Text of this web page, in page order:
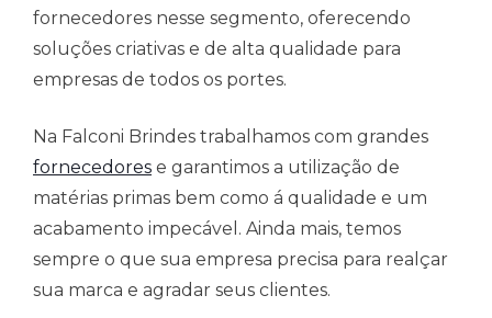
fornecedores nesse segmento, oferecendo
soluções criativas e de alta qualidade para
empresas de todos os portes.
Na Falconi Brindes trabalhamos com grandes
fornecedores e garantimos a utilização de
matérias primas bem como á qualidade e um
acabamento impecável. Ainda mais, temos
sempre o que sua empresa precisa para realçar
sua marca e agradar seus clientes.